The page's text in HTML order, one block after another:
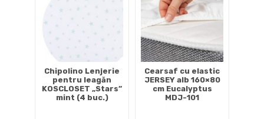
Chipolino Lenjerie
pentru leagăn
KOSCLOSET „Stars”
mint (4 buc.)
Cearsaf cu elastic
JERSEY alb 160×80
cm Eucalyptus
MDJ-101